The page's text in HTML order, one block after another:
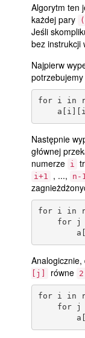
Algorytm ten
każdej pary
Jeśli
bez instrukcji
Najpierw
for i in
Następnie
głównej
numerze i
i+1 , ..., n-1
for i in
for j
Analogicznie,
[j]
równe 2
for i in
for j